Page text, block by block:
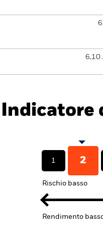
6,10
Indicatore
1 2
Rischio basso
Rendimento